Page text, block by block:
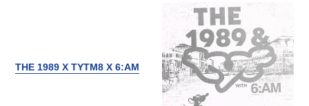
THE 1989 X TYTM8 X 6:AM